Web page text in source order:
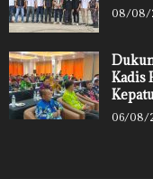
08/08/
Kadis
06/08/